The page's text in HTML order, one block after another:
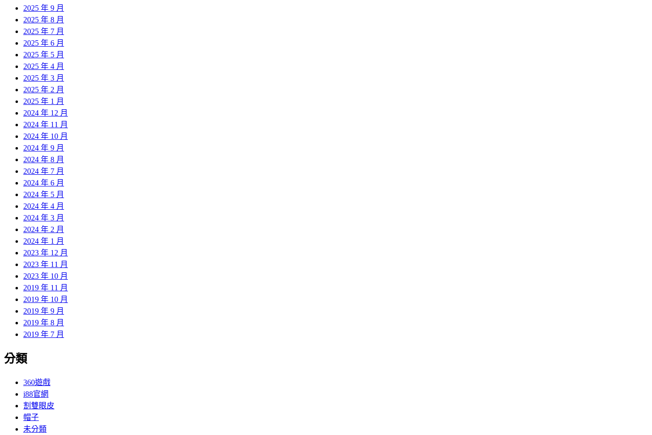
2025 年 9 月
2025 年 8 月
2025 年 7 月
2025 年 6 月
2025 年 5 月
2025 年 4 月
2025 年 3 月
2025 年 2 月
2025 年 1 月
2024 年 12 月
2024 年 11 月
2024 年 10 月
2024 年 9 月
2024 年 8 月
2024 年 7 月
2024 年 6 月
2024 年 5 月
2024 年 4 月
2024 年 3 月
2024 年 2 月
2024 年 1 月
2023 年 12 月
2023 年 11 月
2023 年 10 月
2019 年 11 月
2019 年 10 月
2019 年 9 月
2019 年 8 月
2019 年 7 月
分類
360遊戲
i88官網
割雙眼皮
帽子
未分類